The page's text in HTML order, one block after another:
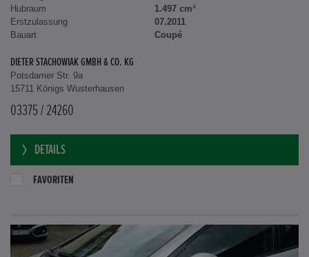
Hubraum
1.497 cm³
Erstzulassung
07.2011
Bauart
Coupé
DIETER STACHOWIAK GMBH & CO. KG
Potsdamer Str. 9a
15711 Königs Wusterhausen
03375 / 24260
DETAILS
FAVORITEN